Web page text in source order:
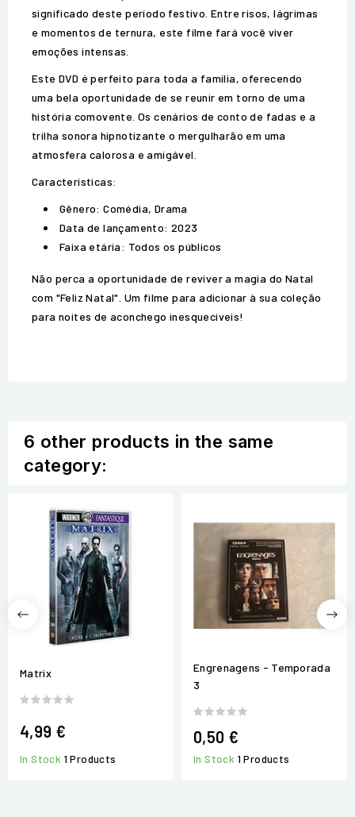
significado deste período festivo. Entre risos, lágrimas
e momentos de ternura, este filme fará você viver
emoções intensas.
Este DVD é perfeito para toda a família, oferecendo
uma bela oportunidade de se reunir em torno de uma
história comovente. Os cenários de conto de fadas e a
trilha sonora hipnotizante o mergulharão em uma
atmosfera calorosa e amigável.
Características:
Gênero: Comédia, Drama
Data de lançamento: 2023
Faixa etária: Todos os públicos
Não perca a oportunidade de reviver a magia do Natal
com "Feliz Natal". Um filme para adicionar à sua coleção
para noites de aconchego inesquecíveis!
6 other products in the same
category:
Matrix
4,99 €
In Stock 1 Products
Engrenagens - Temporada
3
0,50 €
In Stock 1 Products